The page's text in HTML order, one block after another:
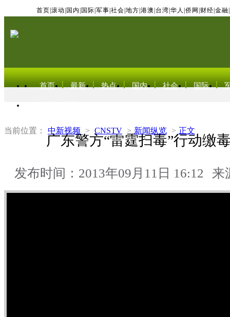
首页 滚动 国内 国际 军事 社会 地方 港澳 台湾 华人 侨网 财经 金融
首页 最新 热点 国内 社会 国际
当前位置： 中新视频 > CNSTV > 新闻纵览 > 正文
广东警方“雷霆扫毒”行动缴
发布时间：2013年09月11日 16:12 来